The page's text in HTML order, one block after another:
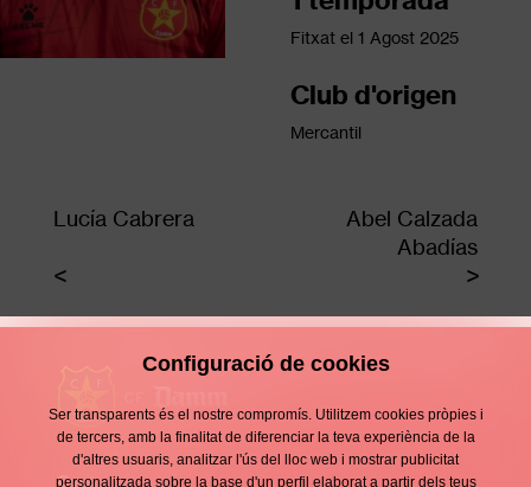
Fitxat el 1 Agost 2025
Club d'origen
Mercantil
Lucía Cabrera
Abel Calzada
Abadías
Contacte
Configuració de cookies
Ser transparents és el nostre compromís. Utilitzem cookies pròpies i
de tercers, amb la finalitat de diferenciar la teva experiència de la
d'altres usuaris, analitzar l'ús del lloc web i mostrar publicitat
personalitzada sobre la base d'un perfil elaborat a partir dels teus